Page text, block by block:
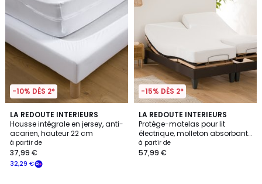
-10% DÈS 2*
LA REDOUTE INTERIEURS
Housse intégrale en jersey, anti-
acarien, hauteur 22 cm
à partir de
32,29 €
37,99 €
4,3
/ 5
3
Couleurs
-15% DÈS 2*
LA REDOUTE INTERIEURS
Protège-matelas pour lit
électrique, molleton absorbant
imperméable bonnet 22 cm
à partir de
57,99 €
3,6
/ 5